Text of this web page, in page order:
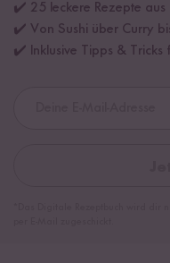
✔️ 25 leckere Rezepte aus
✔️ Von Sushi über Curry
✔️ Inklusive Tipps & Tricks